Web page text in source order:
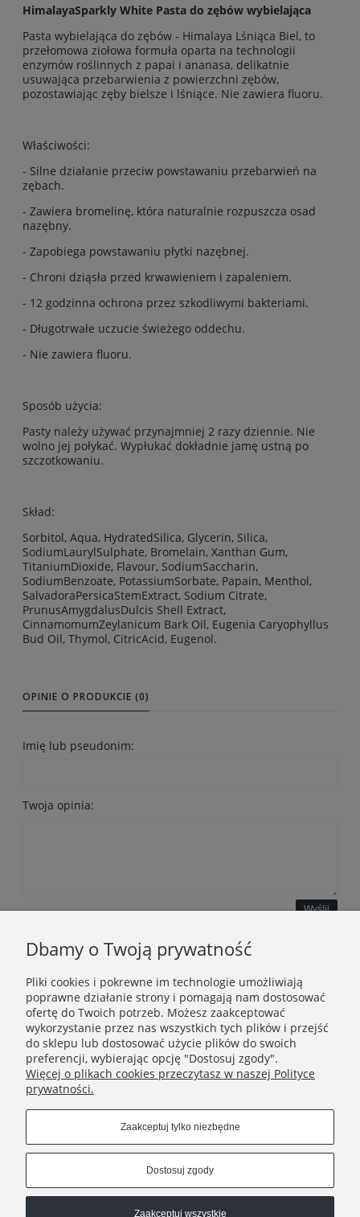
HimalayaSparkly White Pasta do zębów wybielająca
Pasta wybielająca do zębów - Himalaya Lśniąca Biel, to
przełomowa ziołowa formuła oparta na technologii
enzymów roślinnych z papai i ananasa, delikatnie
usuwająca przebarwienia z powierzchni zębów,
pozostawiając zęby bielsze i lśniące. Nie zawiera fluoru.
Właściwości:
- Silne działanie przeciw powstawaniu przebarwień na
zębach.
- Zawiera bromelinę, która naturalnie rozpuszcza osad
nazębny.
- Zapobiega powstawaniu płytki nazębnej.
- Chroni dziąsła przed krwawieniem i zapaleniem.
- 12 godzinna ochrona przez szkodliwymi bakteriami.
- Długotrwałe uczucie świeżego oddechu.
- Nie zawiera fluoru.
Sposób użycia:
Pasty należy używać przynajmniej 2 razy dziennie. Nie
wolno jej połykać. Wypłukać dokładnie jamę ustną po
szczotkowaniu.
Skład:
Sorbitol, Aqua, HydratedSilica, Glycerin, Silica,
SodiumLaurylSulphate, Bromelain, Xanthan Gum,
TitaniumDioxide, Flavour, SodiumSaccharin,
SodiumBenzoate, PotassiumSorbate, Papain, Menthol,
SalvadoraPersicaStemExtract, Sodium Citrate,
PrunusAmygdalusDulcis Shell Extract,
CinnamomumZeylanicum Bark Oil, Eugenia Caryophyllus
Bud Oil, Thymol, CitricAcid, Eugenol.
OPINIE O PRODUKCIE (0)
Imię lub pseudonim:
Twoja opinia:
Wyślij
WAŻNE INFORMACJE
POLECANE STRONY
Dbamy o Twoją prywatność
Pliki cookies i pokrewne im technologie umożliwiają
poprawne działanie strony i pomagają nam dostosować
ofertę do Twoich potrzeb. Możesz zaakceptować
wykorzystanie przez nas wszystkich tych plików i przejść
do sklepu lub dostosować użycie plików do swoich
preferencji, wybierając opcję "Dostosuj zgody".
Więcej o plikach cookies przeczytasz w naszej Polityce
prywatności.
Zaakceptuj tylko niezbędne
Dostosuj zgody
Zaakceptuj wszystkie